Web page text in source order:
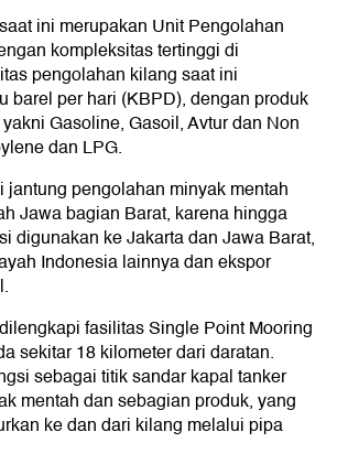
ini merupakan Unit Pengolahan
kompleksitas tertinggi di
pengolahan kilang saat ini
barel per hari (KBPD), dengan produk
Gasoline, Gasoil, Avtur dan Non
dan LPG.
pengolahan minyak mentah
Jawa bagian Barat, karena hingga
digunakan ke Jakarta dan Jawa Barat,
Indonesia lainnya dan ekspor
fasilitas Single Point Mooring
sekitar 18 kilometer dari daratan.
sebagai titik sandar kapal tanker
mentah dan sebagian produk, yang
ke dan dari kilang melalui pipa